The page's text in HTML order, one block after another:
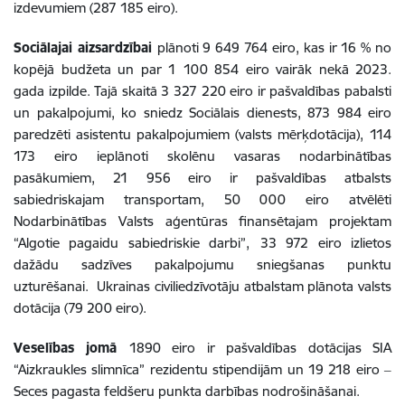
izdevumiem (287 185 eiro).
Sociālajai aizsardzībai plānoti 9 649 764 eiro, kas ir 16 % no
kopējā budžeta un par 1 100 854 eiro vairāk nekā 2023.
gada izpilde. Tajā skaitā 3 327 220 eiro ir pašvaldības pabalsti
un pakalpojumi, ko sniedz Sociālais dienests, 873 984 eiro
paredzēti asistentu pakalpojumiem (valsts mērķdotācija), 114
173 eiro ieplānoti skolēnu vasaras nodarbinātības
pasākumiem, 21 956 eiro ir pašvaldības atbalsts
sabiedriskajam transportam, 50 000 eiro atvēlēti
Nodarbinātības Valsts aģentūras finansētajam projektam
“Algotie pagaidu sabiedriskie darbi”,
33 972 eiro izlietos
dažādu sadzīves pakalpojumu sniegšanas punktu
uzturēšanai. Ukrainas civiliedzīvotāju atbalstam plānota valsts
dotācija (79 200 eiro).
Veselības jomā 1890 eiro ir pašvaldības dotācijas SIA
“Aizkraukles slimnīca” rezidentu stipendijām un 19 218 eiro ‒
Seces pagasta feldšeru punkta darbības nodrošināšanai.